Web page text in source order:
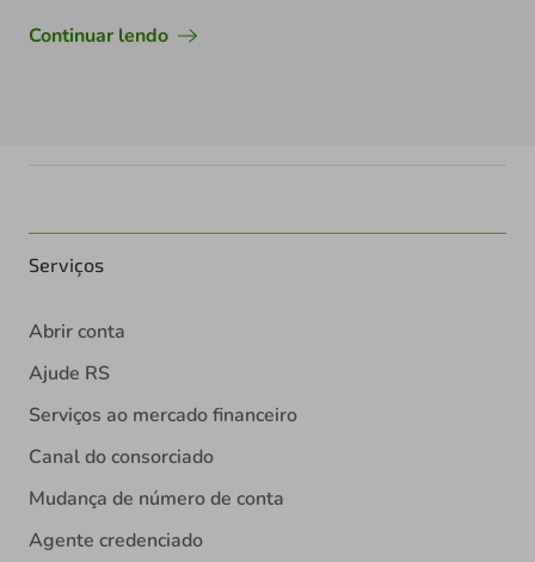
Continuar lendo
Serviços
Abrir conta
Ajude RS
Serviços ao mercado financeiro
Canal do consorciado
Mudança de número de conta
Agente credenciado